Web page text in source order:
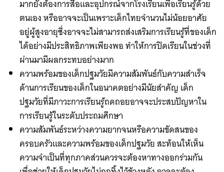
มากยังต้องการสื่อและอุปกรณ์จากโรงเรียนเพื่อเรียนรู้ด้วย
ตนเอง หรืออาจจะเป็นเพราะเด็กไทยจำนวนไม่น้อยอาศัย
อยู่ผู้สูงอายุซึ่งอาจจะไม่สามารถส่งเสริมการเรียนรู้ที่ของเด็ก
ได้อย่างมีประสิทธิภาพเพียงพอ ทำให้การปิดเรียนในช่วงที่
ผ่านมามีผลกระทบอย่างมาก
ความพร้อมของเด็กปฐมวัยมีความสัมพันธ์กับความสำเร็จ
ด้านการเรียนของเด็กในอนาคตอย่างมีนัยสำคัญ เด็ก
ปฐมวัยที่มีภาวะการเรียนรู้ถดถอยอาจจะประสบปัญหาใน
การเรียนรู้ในระดับประถมศึกษา
ความสัมพันธ์ระหว่างความยากจนหรือความขัดสนของ
ครอบครัวและความพร้อมของเด็กปฐมวัย สะท้อนให้เห็น
ความจำเป็นที่ทุกภาคส่วนควรจะต้องหาทางออกร่วมกัน